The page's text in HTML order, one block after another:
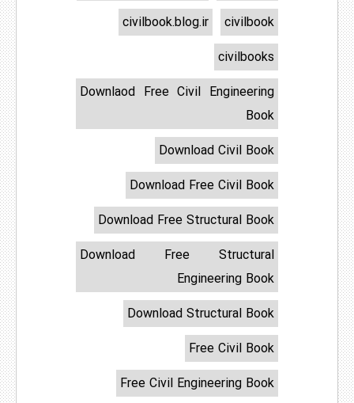
civilbook
civilbook.blog.ir
civilbooks
Downlaod Free Civil Engineering
Book
Download Civil Book
Download Free Civil Book
Download Free Structural Book
Download Free Structural
Engineering Book
Download Structural Book
Free Civil Book
Free Civil Engineering Book